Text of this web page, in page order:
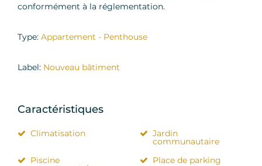
conformément à la réglementation.
Type: Appartement - Penthouse
Label: Nouveau bâtiment
Caractéristiques
Climatisation Jardin
communautaire
Piscine
Place de parking